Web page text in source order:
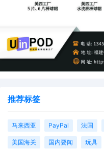
推荐标签
马来西亚 PayPal 法国
美国海关 国内要闻 玩具